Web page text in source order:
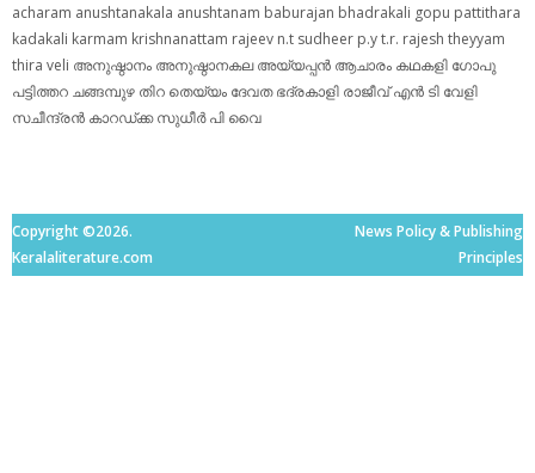
acharam anushtanakala anushtanam baburajan bhadrakali gopu pattithara
kadakali karmam krishnanattam rajeev n.t sudheer p.yt.r. rajesh theyyam
thira veli അനുഷ്ഠാനം അനുഷ്ഠാനകല അയ്യപ്പന്‍ ആചാരം കഥകളി ഗോപു
പട്ടിത്തറ ചങ്ങമ്പുഴ തിറ തെയ്യം ദേവത ഭദ്രകാളി രാജീവ് എൻ ടി വേളി
സചീന്ദ്രന്‍ കാറഡ്ക്ക സുധീര്‍ പി വൈ
Copyright ©2026.
Keralaliterature.com
News Policy & Publishing
Principles